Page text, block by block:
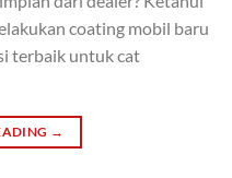
coating mobil baru
terbaik untuk cat
→